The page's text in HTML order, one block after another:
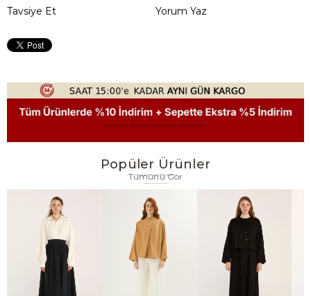
Tavsiye Et Yorum Yaz
Popüler Ürünler
Tümünü Gör